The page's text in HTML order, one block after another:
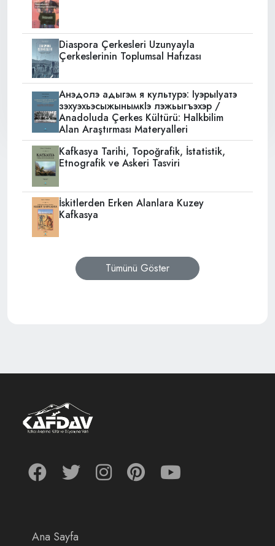
Diaspora Çerkesleri Uzunyayla
Çerkeslerinin Toplumsal Hafızası
Анэдолэ адыгэм я культурэ: IуэрыIуатэ
зэхуэхьэсыжынымкIэ лэжьыгъэхэр /
Anadoluda Çerkes Kültürü: Halkbilim
Alan Araştırması Materyalleri
Kafkasya Tarihi, Topoğrafik, İstatistik,
Etnografik ve Askeri Tasviri
İskitlerden Erken Alanlara Kuzey
Kafkasya
Tümünü Göster
Ana Sayfa